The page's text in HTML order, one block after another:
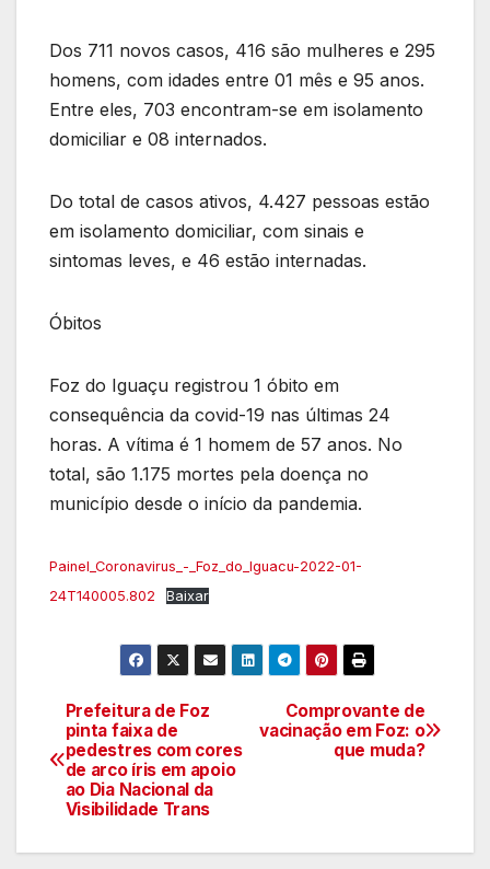
Dos 711 novos casos, 416 são mulheres e 295
homens, com idades entre 01 mês e 95 anos.
Entre eles, 703 encontram-se em isolamento
domiciliar e 08 internados.
Do total de casos ativos, 4.427 pessoas estão
em isolamento domiciliar, com sinais e
sintomas leves, e 46 estão internadas.
Óbitos
Foz do Iguaçu registrou 1 óbito em
consequência da covid-19 nas últimas 24
horas. A vítima é 1 homem de 57 anos. No
total, são 1.175 mortes pela doença no
município desde o início da pandemia.
Painel_Coronavirus_-_Foz_do_Iguacu-2022-01-
24T140005.802
Baixar
Navegação
de
artigos
Comprovante de
vacinação em Foz: o
que muda?
Prefeitura de Foz
pinta faixa de
pedestres com cores
de arco íris em apoio
ao Dia Nacional da
Visibilidade Trans